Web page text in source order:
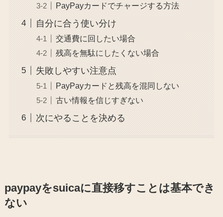
PayPayカードでチャージする方法
自分に合う使い分け
交通費に回したい場合
残高を無駄にしたくない場合
失敗しやすい注意点
PayPayカードと残高を混同しない
古い情報を信じすぎない
次にやることを決める
paypayをsuicaに直接移すことは基本でき
ない